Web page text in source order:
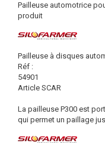
Pailleuse automotrice
produit
Pailleuse à disques
Réf :
54901
Article SCAR
La pailleuse P300 est
qui permet un paillage